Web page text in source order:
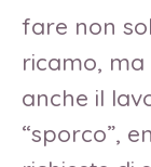
fare non
ricamo,
anche il
“sporco”,